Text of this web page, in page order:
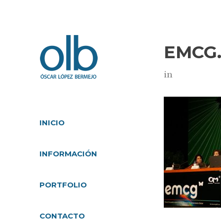
INICIO
INFORMACIÓN
PORTFOLIO
CONTACTO
in